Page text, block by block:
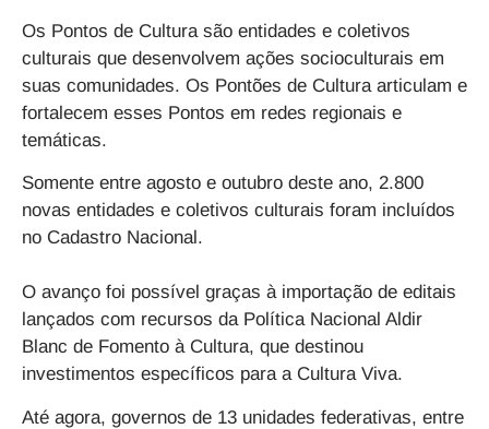
Os Pontos de Culturasão entidades e coletivos
culturais que desenvolvem ações socioculturais em
suas comunidades. Os Pontões de Culturaarticulam e
fortalecem esses Pontos em redes regionais e
temáticas.
Somente entre agosto e outubro deste ano, 2.800
novas entidades e coletivos culturais foram incluídos
no Cadastro Nacional.
O avanço foi possível graças à importação de editais
lançados com recursos da Política Nacional Aldir
Blanc de Fomento à Cultura, que destinou
investimentos específicos para a Cultura Viva.
Até agora, governos de 13 unidades federativas, entre